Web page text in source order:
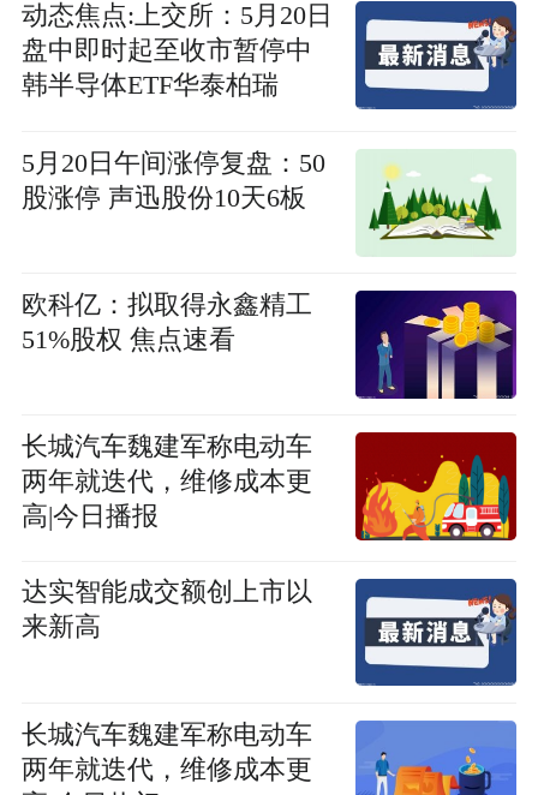
动态焦点:上交所：5月20日
盘中即时起至收市暂停中
韩半导体ETF华泰柏瑞
5月20日午间涨停复盘：50
股涨停 声迅股份10天6板
欧科亿：拟取得永鑫精工
51%股权 焦点速看
长城汽车魏建军称电动车
两年就迭代，维修成本更
高|今日播报
达实智能成交额创上市以
来新高
长城汽车魏建军称电动车
两年就迭代，维修成本更